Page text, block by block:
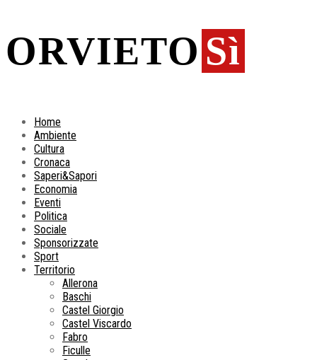
ORVIETO Sì
Home
Ambiente
Cultura
Cronaca
Saperi&Sapori
Economia
Eventi
Politica
Sociale
Sponsorizzate
Sport
Territorio
Allerona
Baschi
Castel Giorgio
Castel Viscardo
Fabro
Ficulle